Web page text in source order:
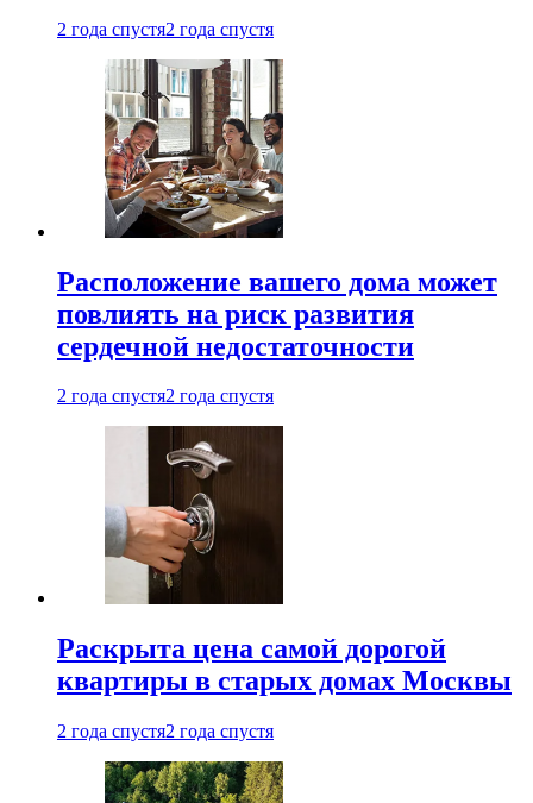
2 года спустя2 года спустя
Расположение вашего дома может
повлиять на риск развития
сердечной недостаточности
2 года спустя2 года спустя
Раскрыта цена самой дорогой
квартиры в старых домах Москвы
2 года спустя2 года спустя